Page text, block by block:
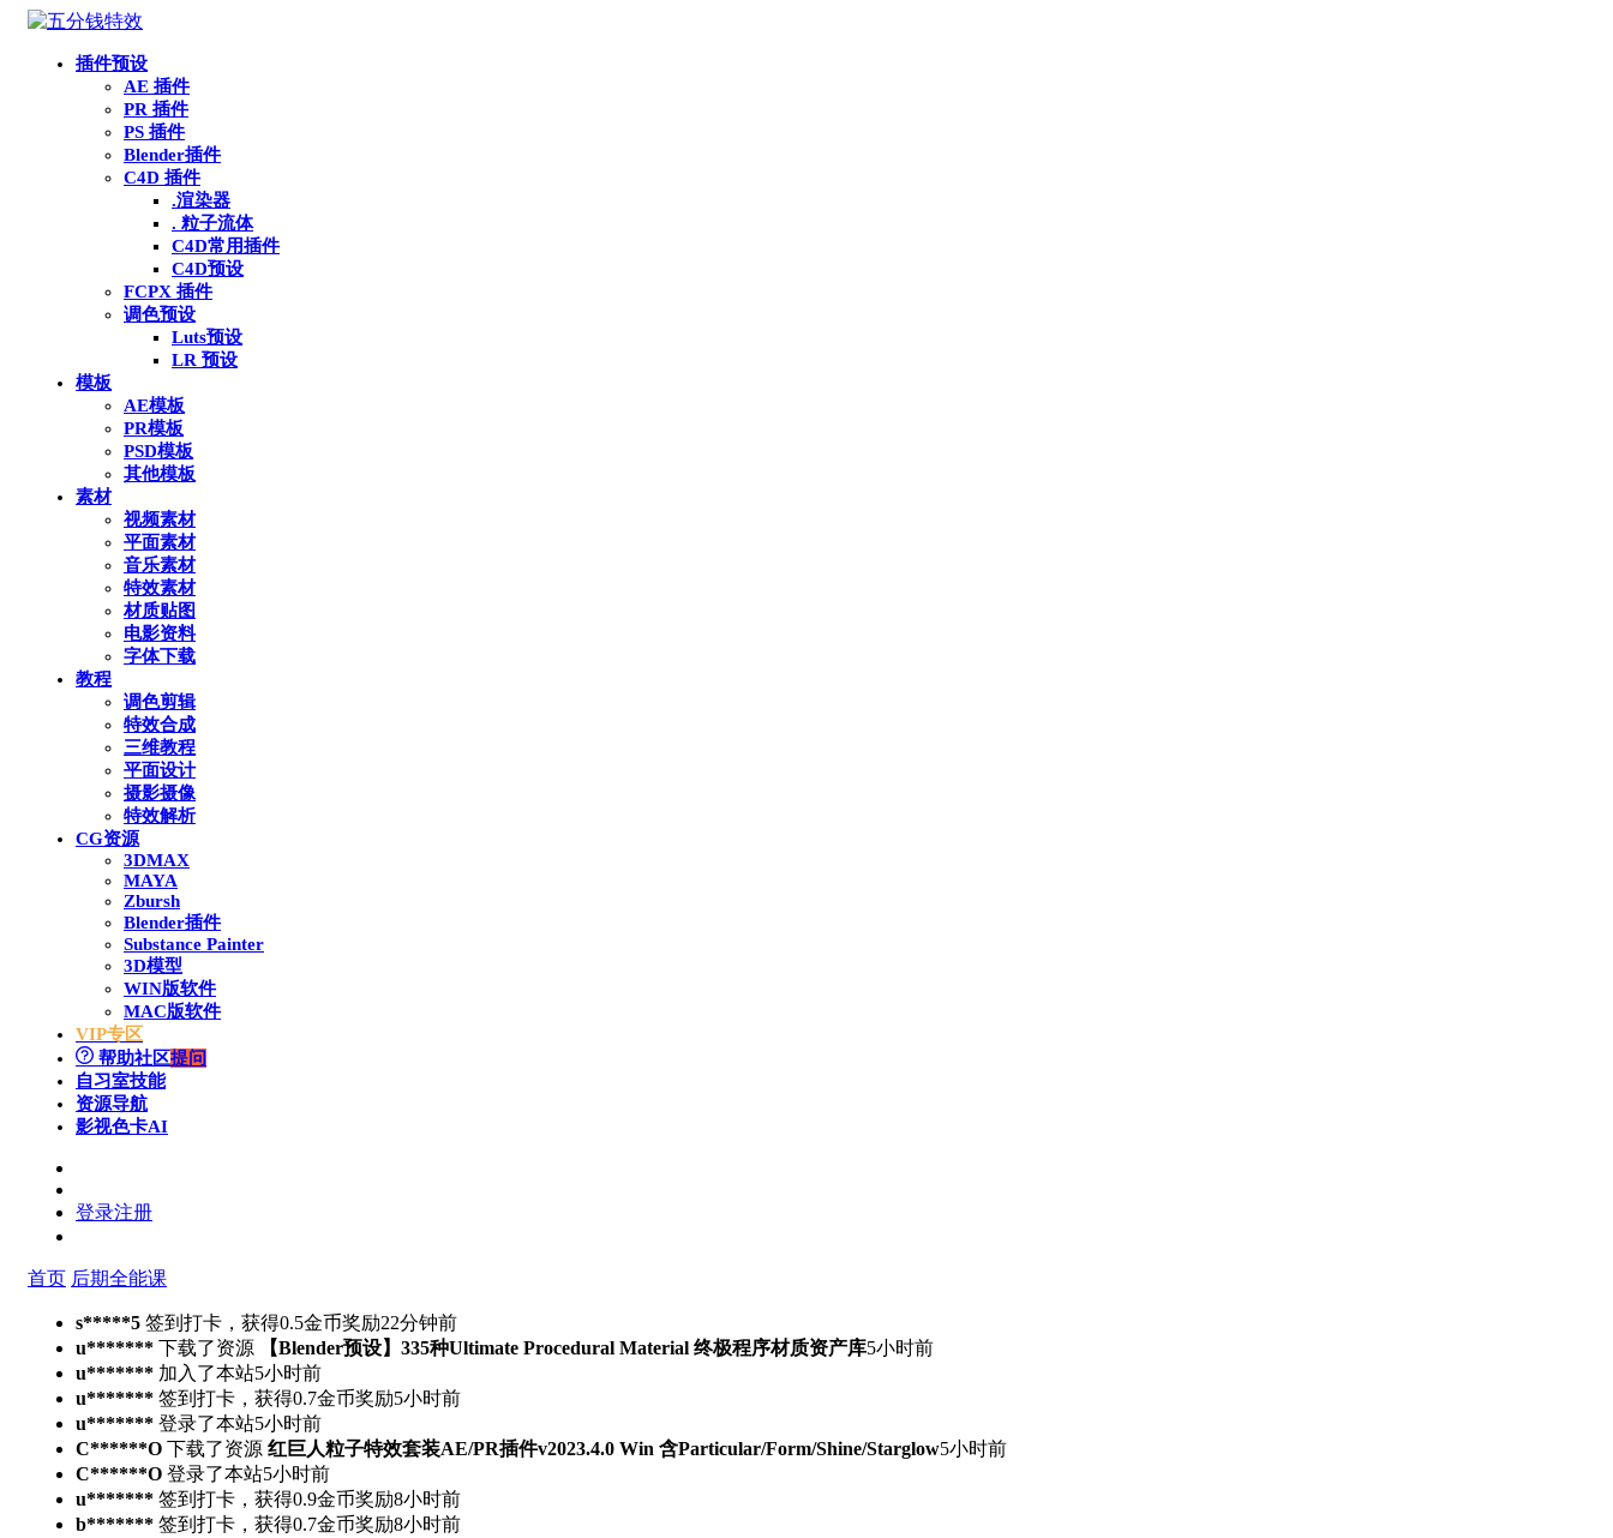
插件预设
AE 插件
PR 插件
PS 插件
Blender插件
C4D 插件
.渲染器
. 粒子流体
C4D常用插件
C4D预设
FCPX 插件
调色预设
Luts预设
LR 预设
模板
AE模板
PR模板
PSD模板
其他模板
素材
视频素材
平面素材
音乐素材
特效素材
材质贴图
电影资料
字体下载
教程
调色剪辑
特效合成
三维教程
平面设计
摄影摄像
特效解析
CG资源
3DMAX
MAYA
Zbursh
Blender插件
Substance Painter
3D模型
WIN版软件
MAC版软件
VIP专区
帮助社区提问
自习室技能
资源导航
影视色卡AI
登录注册
首页 后期全能课
s*****5 签到打卡，获得0.5金币奖励22分钟前
u******* 下载了资源 【Blender预设】335种Ultimate Procedural Material 终极程序材质资产库5小时前
u******* 加入了本站5小时前
u******* 签到打卡，获得0.7金币奖励5小时前
u******* 登录了本站5小时前
C******O 下载了资源 红巨人粒子特效套装AE/PR插件v2023.4.0 Win 含Particular/Form/Shine/Starglow5小时前
C******O 登录了本站5小时前
u******* 签到打卡，获得0.9金币奖励8小时前
b******* 签到打卡，获得0.7金币奖励8小时前